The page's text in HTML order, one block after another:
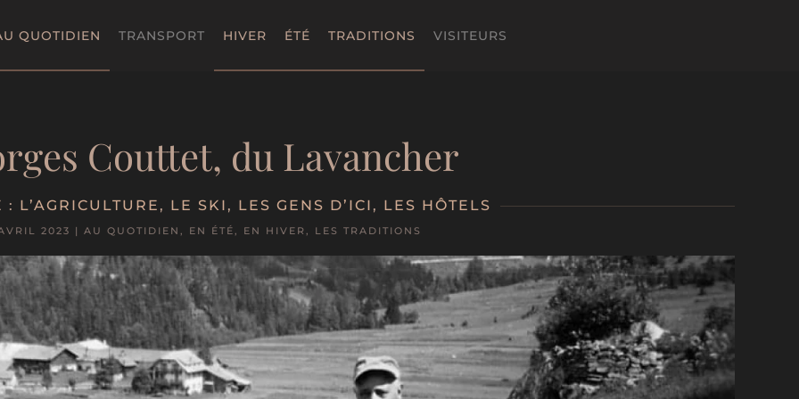
QUOTIDIEN TRANSPORT HIVER ÉTÉ TRADITIONS VISITEURS
Couttet, du Lavancher
: L’AGRICULTURE , LE SKI , LES GENS D’ICI , LES HÔTELS
2023 | AU QUOTIDIEN , EN ÉTÉ, EN HIVER, LES TRADITIONS